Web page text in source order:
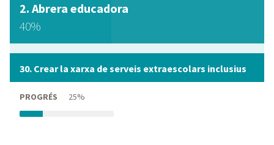
Abrera educadora
40%
30. Crear la xarxa de serveis extraescolars inclusius
PROGRÉS 25%